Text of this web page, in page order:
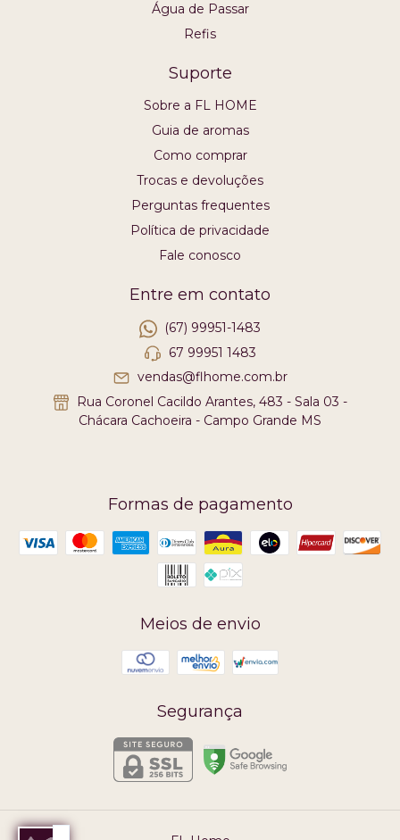
Água de Passar
Refis
Suporte
Sobre a FL HOME
Guia de aromas
Como comprar
Trocas e devoluções
Perguntas frequentes
Política de privacidade
Fale conosco
Entre em contato
(67) 99951-1483
67 99951 1483
vendas@flhome.com.br
Rua Coronel Cacildo Arantes, 483 - Sala 03 -
Chácara Cachoeira - Campo Grande MS
Formas de pagamento
Meios de envio
Segurança